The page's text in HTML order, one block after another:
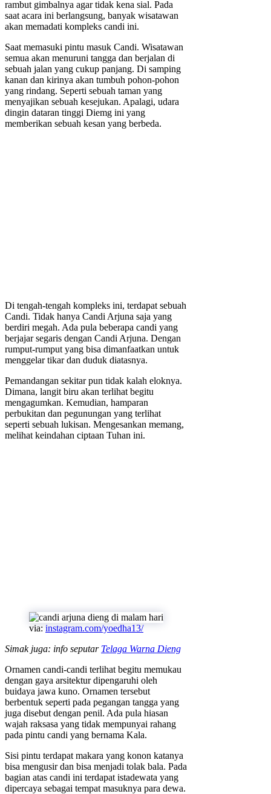
rambut gimbalnya agar tidak kena sial. Pada
saat acara ini berlangsung, banyak wisatawan
akan memadati kompleks candi ini.
Saat memasuki pintu masuk Candi. Wisatawan
semua akan menuruni tangga dan berjalan di
sebuah jalan yang cukup panjang. Di samping
kanan dan kirinya akan tumbuh pohon-pohon
yang rindang. Seperti sebuah taman yang
menyajikan sebuah kesejukan. Apalagi, udara
dingin dataran tinggi Diemg ini yang
memberikan sebuah kesan yang berbeda.
Di tengah-tengah kompleks ini, terdapat sebuah
Candi. Tidak hanya Candi Arjuna saja yang
berdiri megah. Ada pula beberapa candi yang
berjajar segaris dengan Candi Arjuna. Dengan
rumput-rumput yang bisa dimanfaatkan untuk
menggelar tikar dan duduk diatasnya.
Pemandangan sekitar pun tidak kalah eloknya.
Dimana, langit biru akan terlihat begitu
mengagumkan. Kemudian, hamparan
perbukitan dan pegunungan yang terlihat
seperti sebuah lukisan. Mengesankan memang,
melihat keindahan ciptaan Tuhan ini.
via: instagram.com/yoedha13/
Simak juga: info seputar Telaga Warna Dieng
Ornamen candi-candi terlihat begitu memukau
dengan gaya arsitektur dipengaruhi oleh
buidaya jawa kuno. Ornamen tersebut
berbentuk seperti pada pegangan tangga yang
juga disebut dengan penil. Ada pula hiasan
wajah raksasa yang tidak mempunyai rahang
pada pintu candi yang bernama Kala.
Sisi pintu terdapat makara yang konon katanya
bisa mengusir dan bisa menjadi tolak bala. Pada
bagian atas candi ini terdapat istadewata yang
dipercaya sebagai tempat masuknya para dewa.